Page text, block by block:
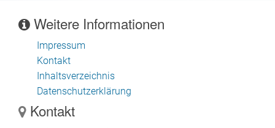
Weitere Informationen
Impressum
Kontakt
Inhaltsverzeichnis
Datenschutzerklärung
Kontakt